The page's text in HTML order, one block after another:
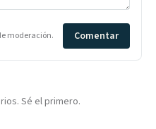
moderación. Comentar
Sé el primero.